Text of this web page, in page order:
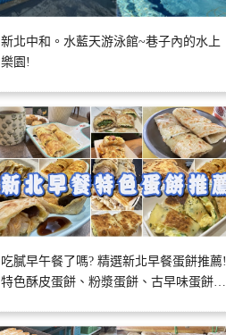
新北中和。水藍天游泳館~巷子內的水上
樂園!
吃膩早午餐了嗎? 精選新北早餐蛋餅推薦!
特色酥皮蛋餅、粉漿蛋餅、古早味蛋餅….